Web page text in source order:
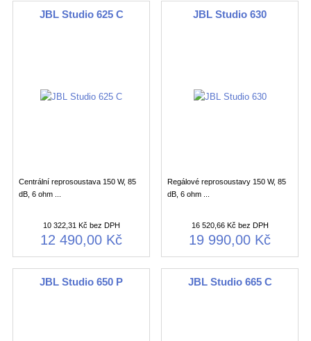
JBL Studio 625 C
Centrální reprosoustava 150 W, 85
dB, 6 ohm ...
10 322,31 Kč bez DPH
12 490,00 Kč
JBL Studio 630
Regálové reprosoustavy 150 W, 85
dB, 6 ohm ...
16 520,66 Kč bez DPH
19 990,00 Kč
JBL Studio 650 P JBL Studio 665 C